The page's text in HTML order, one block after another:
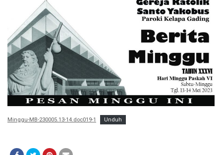
Minggu-MB-230005.13-14.doc019-1 Unduh